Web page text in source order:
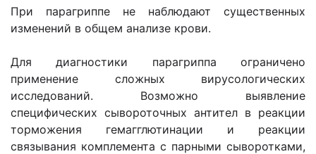
При парагриппе не наблюдают существенных
изменений в общем анализе крови.
Для диагностики парагриппа ограничено
применение сложных вирусологических
исследований. Возможно выявление
специфических сывороточных антител в реакции
торможения гемагглютинации и реакции
связывания комплемента с парными сыворотками,